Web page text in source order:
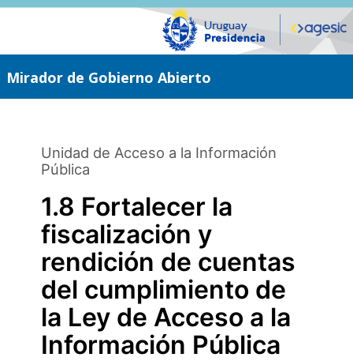
Saltar
Mirador de Gobierno Abierto
Unidad de Acceso a la Información
Pública
1.8 Fortalecer la
fiscalización y
rendición de cuentas
del cumplimiento de
la Ley de Acceso a la
Información Pública